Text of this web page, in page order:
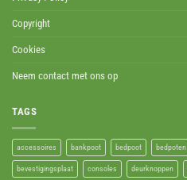
Copyright
Cookies
Neem contact met ons op
TAGS
accessoires bankpoot bedpoot bedpoten
bevestigingsplaat consoles deurknoppen